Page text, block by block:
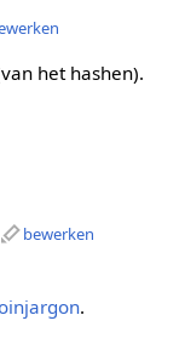
het hashen).
bewerken
.